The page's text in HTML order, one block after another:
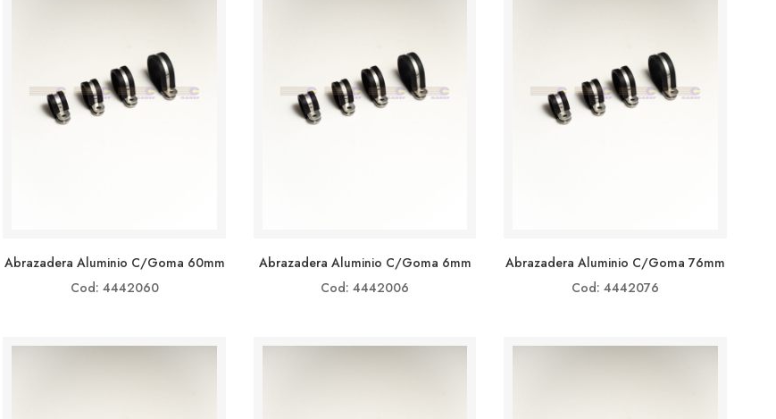
Abrazadera Aluminio C/goma 60mm
Cod: 4442060
Abrazadera Aluminio C/goma 6mm
Cod: 4442006
Abrazadera Aluminio C/goma 76mm
Cod: 4442076